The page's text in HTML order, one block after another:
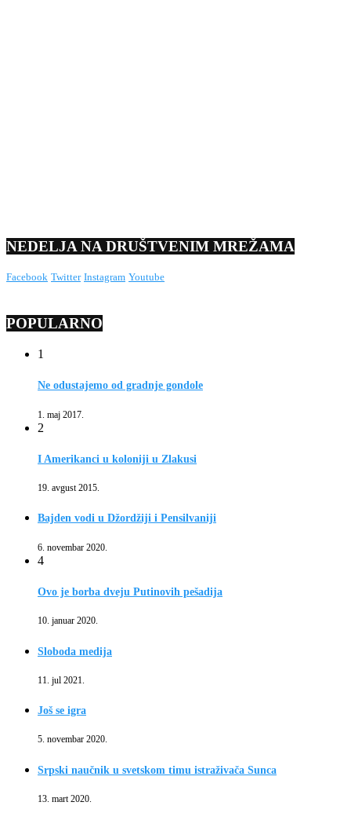
NEDELJA NA DRUŠTVENIM MREŽAMA
Facebook Twitter Instagram Youtube
POPULARNO
1
Ne odustajemo od gradnje gondole
1. maj 2017.
2
I Amerikanci u koloniji u Zlakusi
19. avgust 2015.
Bajden vodi u Džordžiji i Pensilvaniji
6. novembar 2020.
4
Ovo je borba dveju Putinovih pešadija
10. januar 2020.
Sloboda medija
11. jul 2021.
Još se igra
5. novembar 2020.
Srpski naučnik u svetskom timu istraživača Sunca
13. mart 2020.